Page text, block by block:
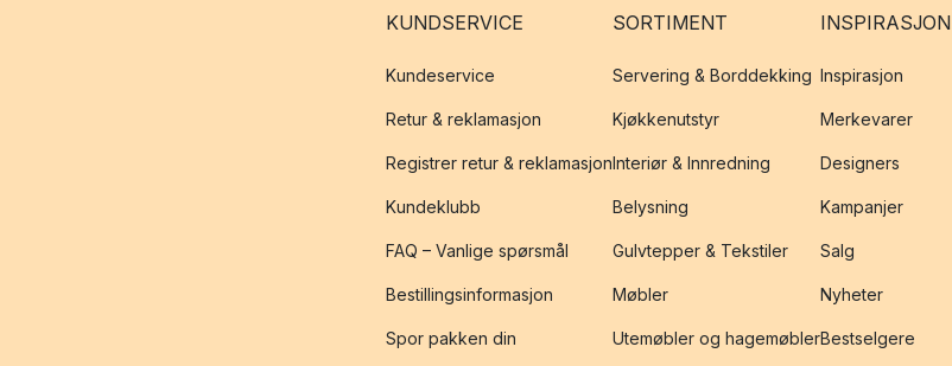
KUNDSERVICE
Kundeservice
Retur & reklamasjon
Registrer retur & reklamasjon
Kundeklubb
FAQ – Vanlige spørsmål
Bestillingsinformasjon
Spor pakken din
SORTIMENT
Servering & Borddekking
Kjøkkenutstyr
Interiør & Innredning
Belysning
Gulvtepper & Tekstiler
Møbler
Utemøbler og hagemøbler
INSPIRASJON
Inspirasjon
Merkevarer
Designers
Kampanjer
Salg
Nyheter
Bestselgere